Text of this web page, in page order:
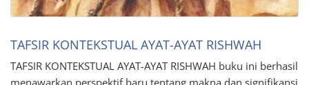
TAFSIR KONTEKSTUAL AYAT-AYAT RISHWAH
TAFSIR KONTEKSTUAL AYAT-AYAT RISHWAH buku ini berhasil